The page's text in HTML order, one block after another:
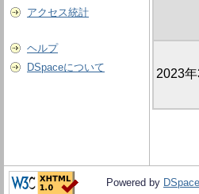
アクセス統計
ヘルプ
DSpaceについて
2023
Powered by